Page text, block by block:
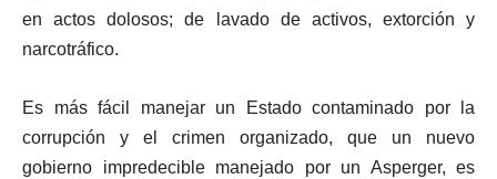
en actos dolosos; de lavado de activos, extorción y
narcotráfico.
Es más fácil manejar un Estado contaminado por la
corrupción y el crimen organizado, que un nuevo
gobierno impredecible manejado por un Asperger, es